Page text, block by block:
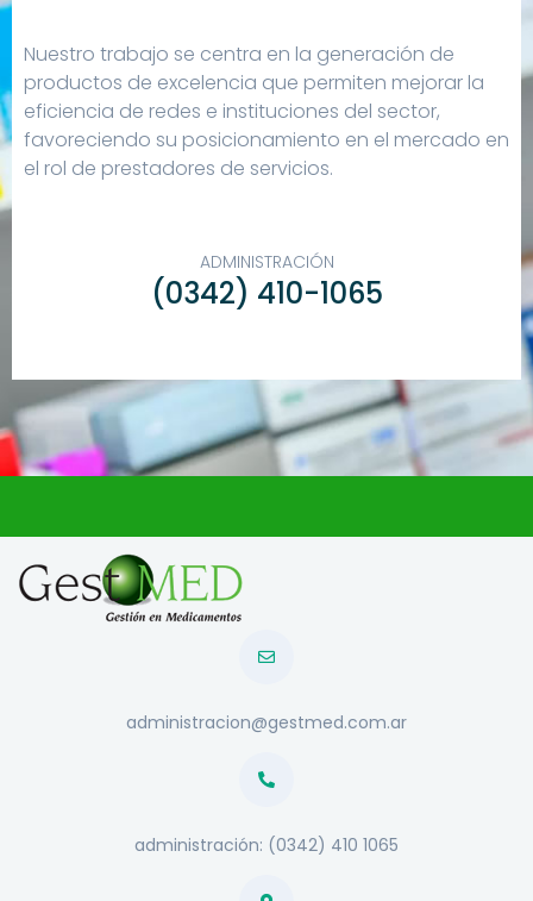
Nuestro trabajo se centra en la generación de
productos de excelencia que permiten mejorar la
eficiencia de redes e instituciones del sector,
favoreciendo su posicionamiento en el mercado en
el rol de prestadores de servicios.
ADMINISTRACIÓN
(0342) 410-1065
administracion@gestmed.com.ar
administración: (0342) 410 1065